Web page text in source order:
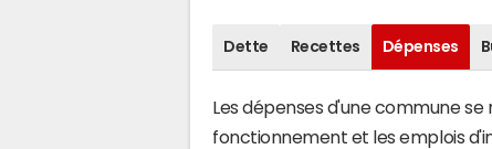
Dette Recettes Dépenses
Les dépenses d'une commune
fonctionnement et les emplois